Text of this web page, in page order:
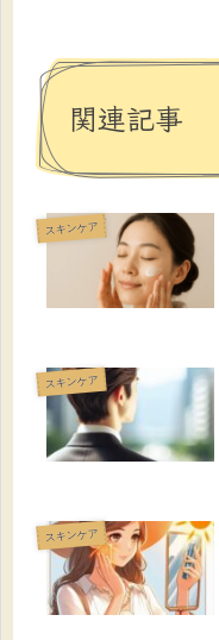
関連記事
スキンケア
スキンケア
スキンケア